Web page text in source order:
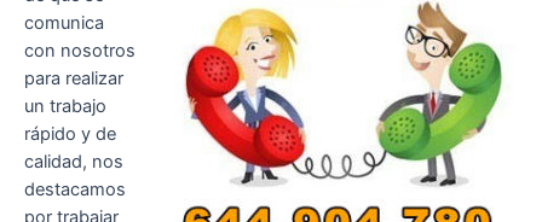
comunica
con nosotros
para realizar
un trabajo
rápido y de
calidad, nos
destacamos
por trabajar